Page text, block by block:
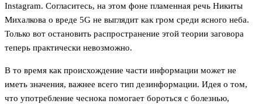
Instagram. Согласитесь, на этом фоне пламенная речь Никиты
Михалкова о вреде 5G не выглядит как гром среди ясного неба.
Только вот остановить распространение этой теории заговора
теперь практически невозможно.
В то время как происхождение части информации может не
иметь значения, важнее всего тип дезинформации. Идея о том,
что употребление чеснока помогает бороться с болезнью,